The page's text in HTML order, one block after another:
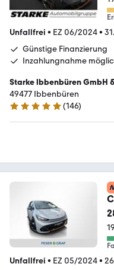
Unfallfrei • EZ 06/2024•
Günstige Finanzierung
Inzahlungnahme
Starke lbbenbüren GmbH
49477 Ibbenbüren
4.8 Sterne
(146)
C
Unfallfrei • EZ 05/2024•